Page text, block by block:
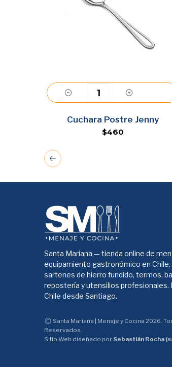
Agregar
Cuchara Postre Jenny
$460
Santa Mariana — tienda online de
equipamiento gastronómico en Chile.
sartenes de hierro fundido, termos,
repostería y utensilios profesionales.
Chile desde Santiago.
Santa Mariana | Menaje y Cocina 2026.
Reservados.
Sitio Web diseñado por Sebastián Rocha